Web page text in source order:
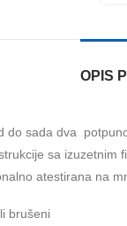
OPIS
sada dva
sa
atestirana na
brušeni